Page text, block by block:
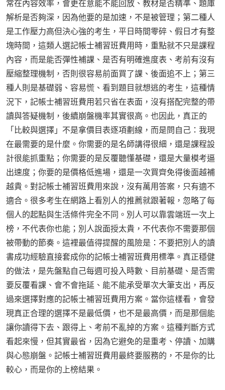
常在內容效率，會更在意能不能回放、教材是否精準、題庫
解析是否夠深，因為他要的是加速，不是被管理；第二種人
是工作壓力高但決心強的考生，平日時間零碎、假日才有整
塊時間，這類人選記帳士補習班費用時，重點就不只是課程
內容，而是能否彈性補課、是否有明確進度表、考前有沒有
壓縮整理機制，否則很容易前面買了課、後面追不上；第三
種人則是基礎弱、容易慌、看到題目就想逃的考生，這種情
況下，記帳士補習班費用若只省在表面，沒有搭配完整的帶
讀與答疑機制，後續崩盤機率其實很高。也因此，真正的
「比較與選擇」不是拿價目表逐項劃線，而是問自己：我現
在最需要的是什麼。你需要的是名師講得很細，還是課程設
計很能抓重點；你需要的是反覆聽懂基礎，還是大量模考逼
出速度；你要的是價格低進場，還是一次買齊免得後面越補
越貴。對記帳士補習班費用來說，沒有萬用答案，只有適不
適合。很多考生在網路上看別人的推薦就跟著報，忽略了每
個人的起點與生活條件完全不同。別人可以靠雲端班一次上
榜，不代表你也能；別人說面授太貴，不代表你不需要那個
被帶動的節奏。這裡最值得提醒的風險是：不要把別人的讀
書成功經驗直接套成你的記帳士補習班費用標準。真正穩健
的做法，是先盤點自己每週可投入時數、目前基礎、是否需
要反覆看課、會不會拖延、能不能承受單次大筆支出，再反
過來選擇對應的記帳士補習班費用方案。當你這樣看，會發
現真正合理的選擇不是最低價，也不是最高價，而是那個能
讓你讀得下去、跟得上、考前不亂掉的方案。這種判斷方式
看起來慢，但其實最省，因為它避免的是重考、停讀、加購
與心態崩盤。記帳士補習班費用最終要服務的，不是你的比
較心，而是你的上榜結果。